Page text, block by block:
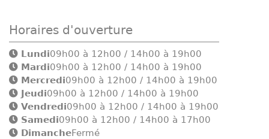
Horaires d'ouverture
Lundi09h00 à 12h00 / 14h00 à 19h00
Mardi09h00 à 12h00 / 14h00 à 19h00
Mercredi09h00 à 12h00 / 14h00 à 19h00
Jeudi09h00 à 12h00 / 14h00 à 19h00
Vendredi09h00 à 12h00 / 14h00 à 19h00
Samedi09h00 à 12h00 / 14h00 à 17h00
DimancheFermé